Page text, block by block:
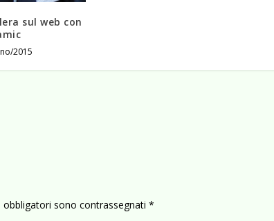
sul web con
2015
obbligatori sono contrassegnati*